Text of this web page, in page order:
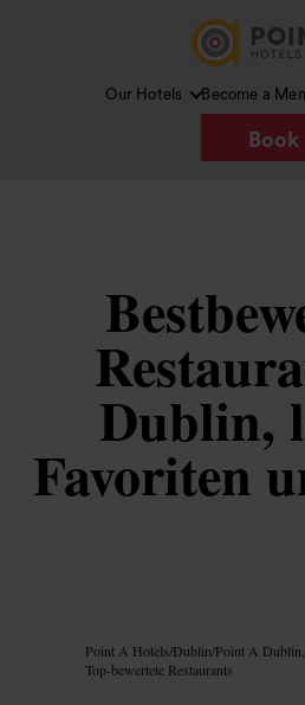
Our Hotels Become a
Book
Dublin,
Favoriten
Point A Hotels/Dublin/Point A
Top-bewertete Restaurants